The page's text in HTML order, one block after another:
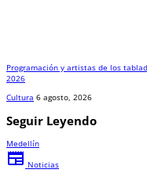
Programación y artistas de los
2026
Cultura 6 agosto, 2026
Seguir Leyendo
Medellín
newspaper Noticias